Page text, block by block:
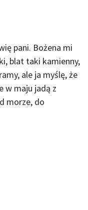
pani. Bożena mi
blat taki kamienny,
ale ja myślę, że
w maju jadą z
morze, do